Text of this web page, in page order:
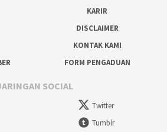
KARIR
DISCLAIMER
KONTAK KAMI
FORM PENGADUAN
SOCIAL
Twitter
Tumblr